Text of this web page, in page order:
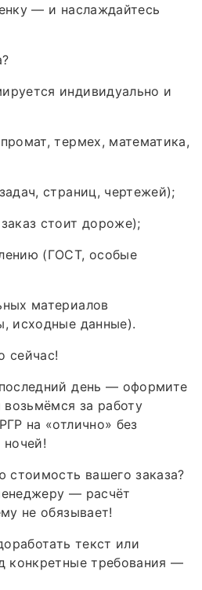
— и наслаждайтесь
индивидуально и
термех, математика,
страниц, чертежей);
стоит дороже);
(ГОСТ, особые
материалов
исходные данные).
сейчас!
день — оформите
за работу
на «отлично» без
ночей!
стоимость вашего заказа?
— расчёт
не обязывает!
текст или
конкретные требования —